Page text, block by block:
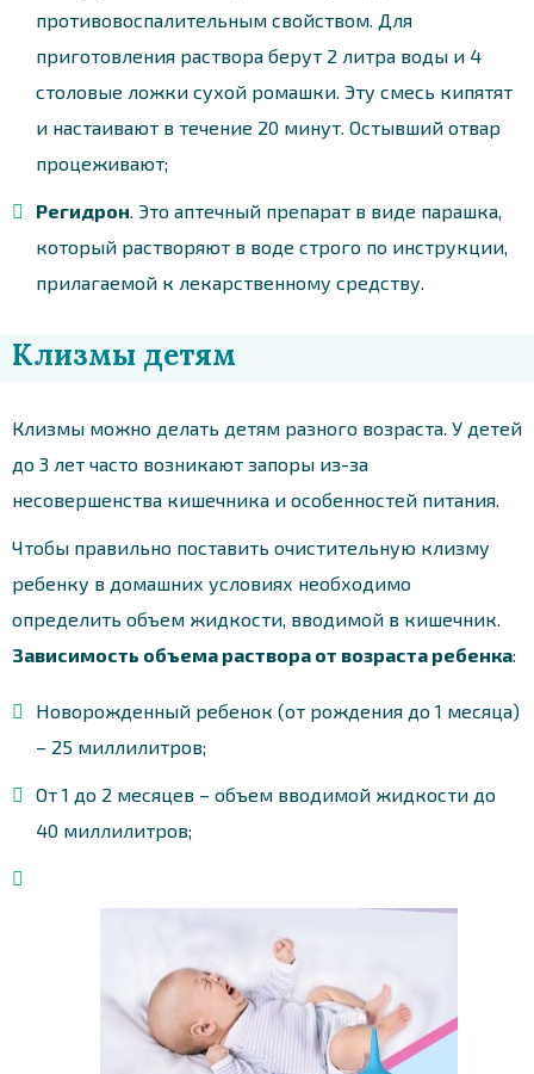
противовоспалительным свойством. Для
приготовления раствора берут 2 литра воды и 4
столовые ложки сухой ромашки. Эту смесь кипятят
и настаивают в течение 20 минут. Остывший отвар
процеживают;
Регидрон. Это аптечный препарат в виде парашка,
который растворяют в воде строго по инструкции,
прилагаемой к лекарственному средству.
Клизмы детям
Клизмы можно делать детям разного возраста. У детей
до 3 лет часто возникают запоры из-за
несовершенства кишечника и особенностей питания.
Чтобы правильно поставить очистительную клизму
ребенку в домашних условиях необходимо
определить объем жидкости, вводимой в кишечник.
Зависимость объема раствора от возраста ребенка:
Новорожденный ребенок (от рождения до 1 месяца)
– 25 миллилитров;
От 1 до 2 месяцев – объем вводимой жидкости до
40 миллилитров;